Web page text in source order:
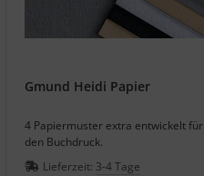
Gmund Heidi Papier
4 Papiermuster extra entwickelt für
den Buchdruck.
Lieferzeit: 3-4 Tage